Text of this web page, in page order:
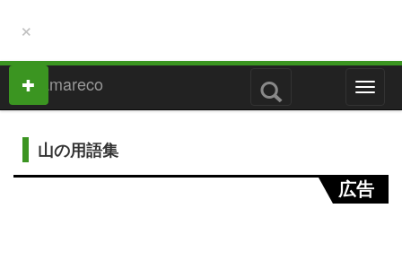
×
M
e
山の用語集
広告